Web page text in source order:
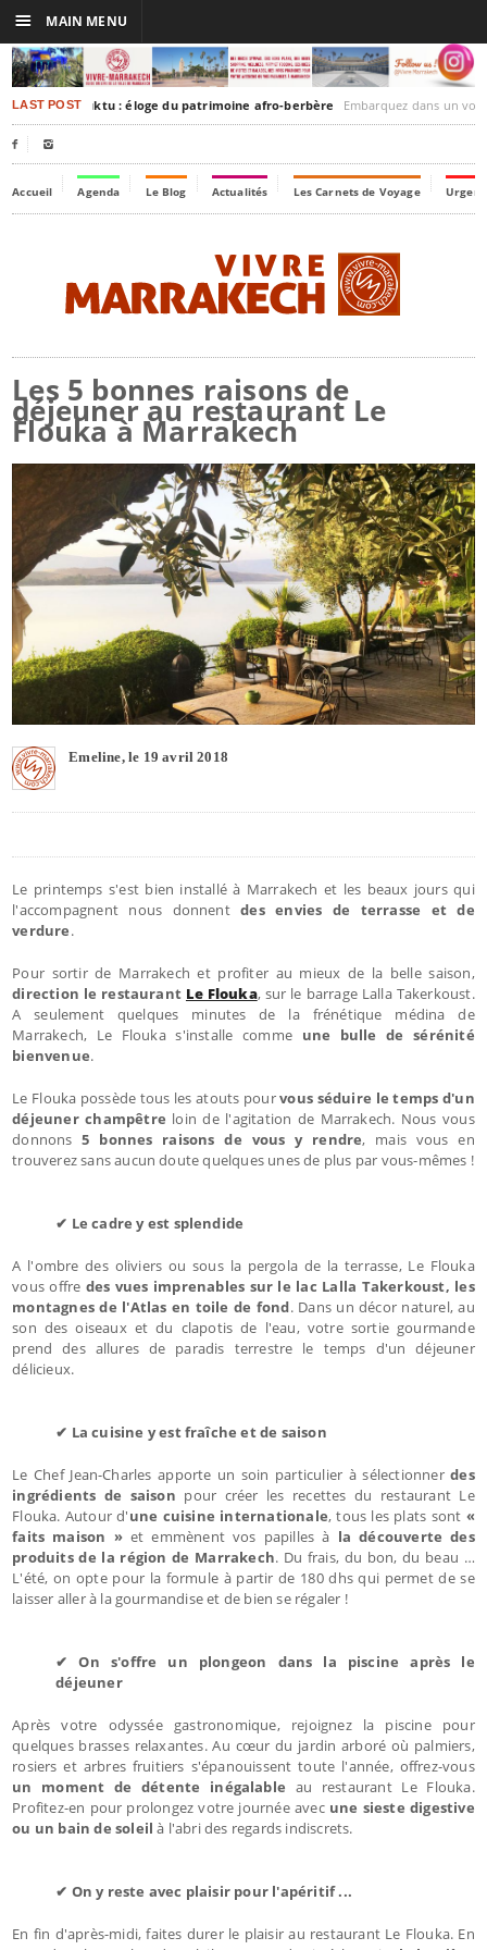
LAST POSTTimbuktu : éloge du patrimoine afro-berbère Embarquez dans un voyage culturel dans le
 
Accueil Agenda Le Blog Actualités Les Carnets de Voyage
Les 5 bonnes raisons de
déjeuner au restaurant Le
Flouka à Marrakech
Emeline, le 19 avril 2018
Le printemps s'est bien installé à Marrakech et les beaux jours qui
l'accompagnent nous donnentdes envies de terrasse et de
verdure.
Pour sortir de Marrakech et profiter au mieux de la belle saison,
direction le restaurant Le Flouka, sur le barrage Lalla Takerkoust.
A seulement quelques minutes de la frénétique médina de
Marrakech, Le Flouka s'installe comme une bulle de sérénité
bienvenue.
Le Flouka possède tous les atouts pourvous séduire le temps d'un
déjeuner champêtre loin de l'agitation de Marrakech. Nous vous
donnons5 bonnes raisons de vous y rendre, mais vous en
trouverez sans aucun doute quelques unes de plus par vous-mêmes !
✔ Le cadre y est splendide
A l'ombre des oliviers ou sous la pergola de la terrasse, Le Flouka
vous offre des vues imprenables sur le lac Lalla Takerkoust, les
montagnes de l'Atlas en toile de fond. Dans un décor naturel, au
son des oiseaux et du clapotis de l'eau, votre sortie gourmande
prend des allures de paradis terrestre le temps d'un déjeuner
délicieux.
✔ La cuisine y est fraîche et de saison
Le Chef Jean-Charles apporte un soin particulier à sélectionnerdes
ingrédients de saison pour créer les recettes du restaurant Le
Flouka. Autour d'une cuisine internationale, tous les plats sont «
faits maison »et emmènent vos papilles à la découverte des
produits de la région de Marrakech. Du frais, du bon, du beau …
L'été, on opte pour la formule à partir de 180 dhs qui permet de se
laisser aller à la gourmandise et de bien se régaler !
✔ On s'offre un plongeon dans la piscine après le
déjeuner
Après votre odyssée gastronomique, rejoignez la piscine pour
quelques brasses relaxantes. Au cœur du jardin arboré où palmiers,
rosiers et arbres fruitiers s'épanouissent toute l'année, offrez-vous
un moment de détente inégalable au restaurant Le Flouka.
Profitez-en pour prolongez votre journée avec une sieste digestive
ou un bain de soleil à l'abri des regards indiscrets.
✔ On y reste avec plaisir pour l'apéritif ...
En fin d'après-midi, faites durer le plaisir au restaurant Le Flouka. En
☰ MAIN MENU